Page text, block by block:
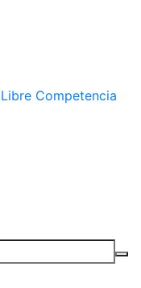
Competencia